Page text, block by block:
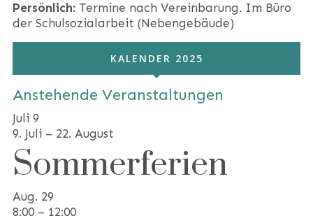
Persönlich: Termine nach Vereinbarung. Im Büro
der Schulsozialarbeit (Nebengebäude)
KALENDER 2025
Anstehende Veranstaltungen
Juli 9
9. Juli – 22. August
Sommerferien
Aug. 29
8:00 – 12:00